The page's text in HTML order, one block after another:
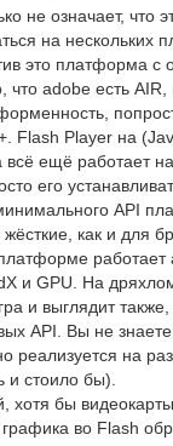
не означает, что
на
это платформа с
adobe есть AIR,
Flash Player на
всё ещё работает
его
API
как и для
и GPU. На
и выглядит
API. Вы не
реализуется на
и стоило бы).
хотя бы
во Flash